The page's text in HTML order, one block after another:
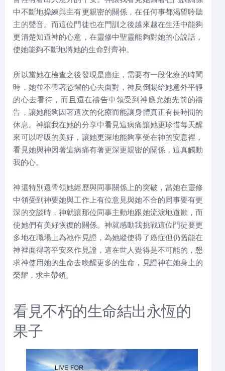
中不斷地操練與主有更親密的關係，在任何事都渴望聆聽
主的聲音。而這位門徒也在門訓之後越來越在生活中能夠
更清楚知道神的心意，在靈修中聖靈能夠對她的心說話，
使她能夠不斷地將她的生命對齊神。
所以當她在檢查之後發現是癌症，需要有一段化療的時間
時，她並不帶著恐懼的心去面對，神反倒賜給她意外平靜
的心去看待，而且還在禱告中領受到神應允她先前的禱
告，讓她能夠因著這次的化療而能讓身體真正有長時間的
休息。神讓我在她的分享中看見這病痛讓她更珍惜每天醒
來可以呼吸的美好，讓她更深地能夠享受在神的安息裡，
看見她與神因著這病痛有著更深更親密的關係，這真觸動
我的心。
神還特別還帶領她經歷與同事關係上的突破，當她在靈修
中領受到神要她與工作上有位意見與她不合的同事要有更
深的交談時，神就讓那位同事主動地跟她流淚地道歉，而
使她們有美好恢復的關係。神就感動我挑戰這位門徒要更
多地在職場上為祂作見證，為她縱使得了癌症但仍舊能在
神裡面得著平安來作見證，這在世人覺得是不可能的，懇
求神使用她的生命去喚醒更多的生命，見證神在她身上的
榮耀，求主帶領。
看見不朽的生命結出永恆的
果子